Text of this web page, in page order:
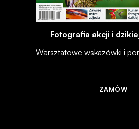
Fotografia akcji i
Warsztatowe wskazówki i
ZAMÓW